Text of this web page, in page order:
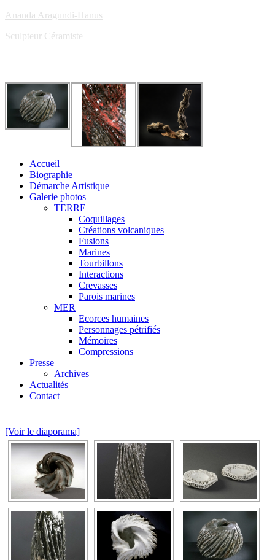
Ananda Aragundi-Hanus
Sculpteur Céramiste
Accueil
Biographie
Démarche Artistique
Galerie photos
TERRE
Coquillages
Créations volcaniques
Fusions
Marines
Tourbillons
Interactions
Crevasses
Parois marines
MER
Ecorces humaines
Personnages pétrifiés
Mémoires
Compressions
Presse
Archives
Actualités
Contact
[Voir le diaporama]